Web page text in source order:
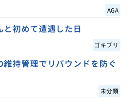
AGA
と初めて遭遇した日
ゴキブリ
維持管理でリバウンドを防ぐ
未分類